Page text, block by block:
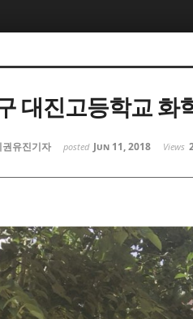
대진고등학교 화
권유진기자 posted Jun 11, 2018 Views